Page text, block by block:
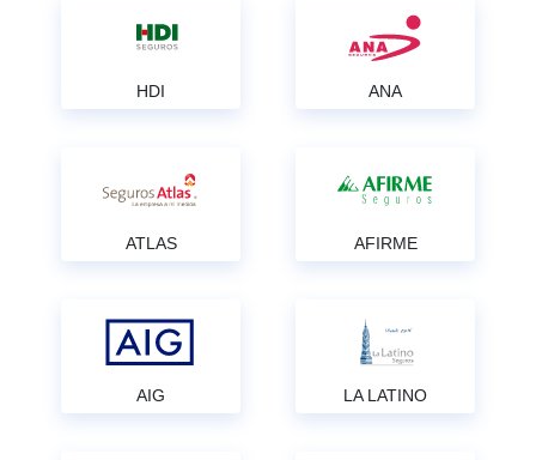
HDI ANA
ATLAS AFIRME
AIG LA LATINO